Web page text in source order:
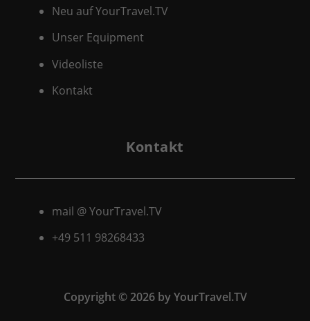
Neu auf YourTravel.TV
Unser Equipment
Videoliste
Kontakt
Kontakt
mail @ YourTravel.TV
+49 511 98268433
Copyright © 2026 by YourTravel.TV